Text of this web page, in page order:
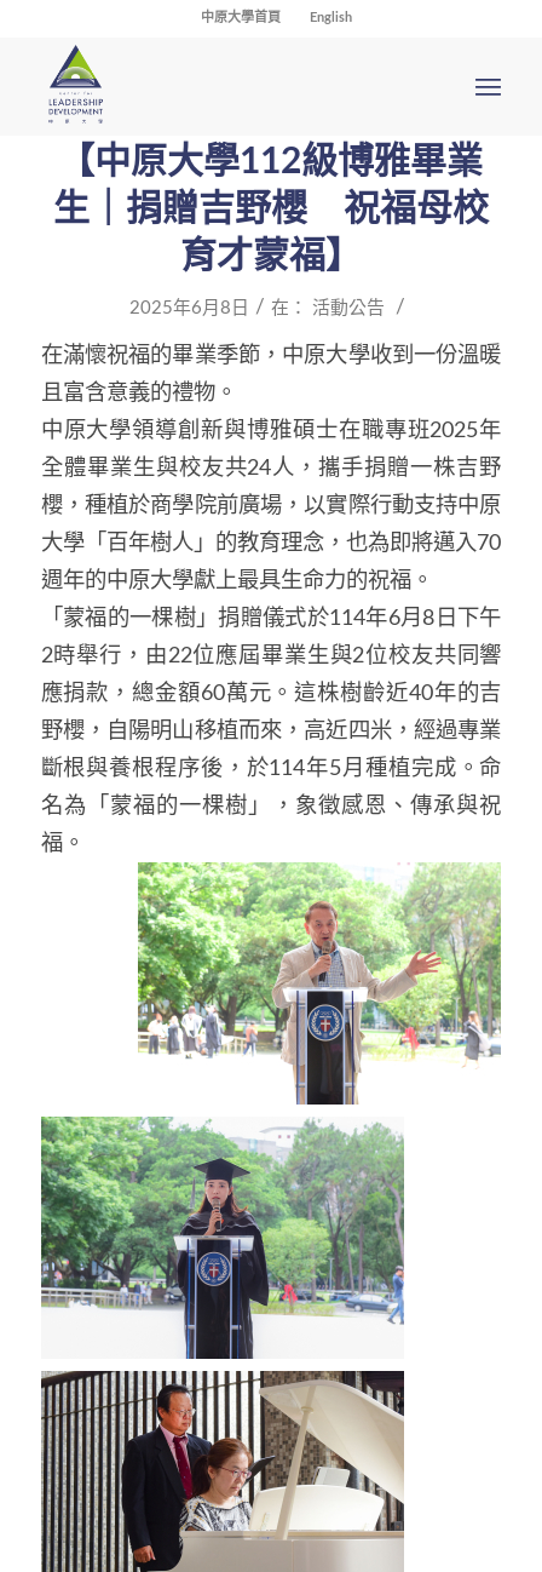
中原大學首頁 English
【中原大學112級博雅畢業
生｜捐贈吉野櫻 祝福母校
育才蒙福】
2025年6月8日 / 在： 活動公告 /
在滿懷祝福的畢業季節，中原大學收到一份溫暖
且富含意義的禮物。
中原大學領導創新與博雅碩士在職專班2025年
全體畢業生與校友共24人，攜手捐贈一株吉野
櫻，種植於商學院前廣場，以實際行動支持中原
大學「百年樹人」的教育理念，也為即將邁入70
週年的中原大學獻上最具生命力的祝福。
「蒙福的一棵樹」捐贈儀式於114年6月8日下午
2時舉行，由22位應屆畢業生與2位校友共同響
應捐款，總金額60萬元。這株樹齡近40年的吉
野櫻，自陽明山移植而來，高近四米，經過專業
斷根與養根程序後，於114年5月種植完成。命
名為「蒙福的一棵樹」，象徵感恩、傳承與祝
福。